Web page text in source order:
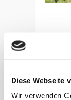
Diese Webseite
Wir verwenden